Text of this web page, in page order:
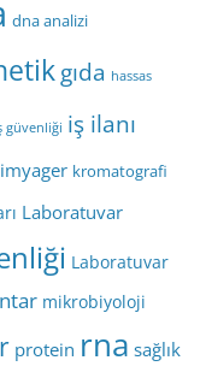
dna analizi
gıda hassas
güvenliği iş ilanı
kromatografi
Laboratuvar
Laboratuvar
mikrobiyoloji
protein rna sağlık